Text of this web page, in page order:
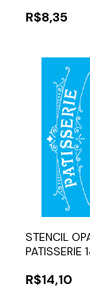
R$8,35
STENCIL
PATISSERIE
R$14,10